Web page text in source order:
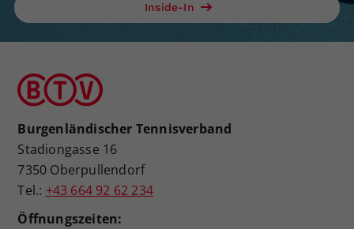
Inside-In
Burgenländischer Tennisverband
Stadiongasse 16
7350 Oberpullendorf
Tel.: +43 664 92 62 234
Öffnungszeiten: